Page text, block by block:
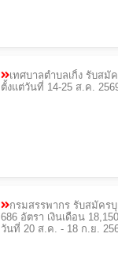
เทศบาลตำบลเกิ้ง รับสมั
ตั้งแต่วันที่ 14-25 ส.ค.
กรมสรรพากร รับสมัคร
686 อัตรา เงินเดือน
วันที่ 20 ส.ค. - 18 ก.ย.